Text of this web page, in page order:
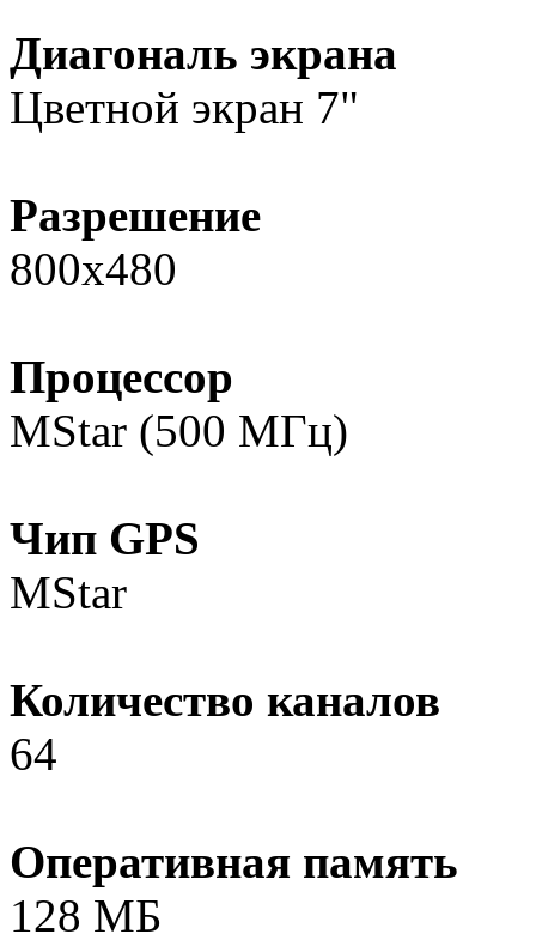
Диагональ экрана
Цветной экран 7"
Разрешение
800х480
Процессор
MStar (500 МГц)
Чип GPS
MStar
Количество каналов
64
Оперативная память
128 МБ